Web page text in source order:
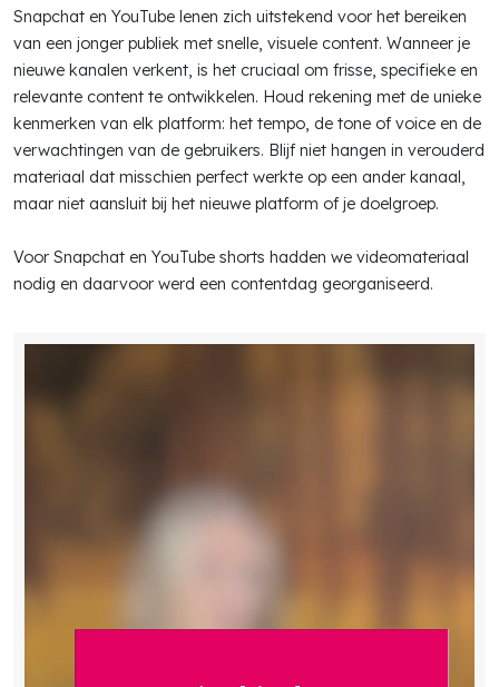
Snapchat en YouTube lenen zich uitstekend voor het bereiken
van een jonger publiek met snelle, visuele content. Wanneer je
nieuwe kanalen verkent, is het cruciaal om frisse, specifieke en
relevante content te ontwikkelen. Houd rekening met de unieke
kenmerken van elk platform: het tempo, de tone of voice en de
verwachtingen van de gebruikers. Blijf niet hangen in verouderd
materiaal dat misschien perfect werkte op een ander kanaal,
maar niet aansluit bij het nieuwe platform of je doelgroep.
Voor Snapchat en YouTube shorts hadden we videomateriaal
nodig en daarvoor werd een contentdag georganiseerd.